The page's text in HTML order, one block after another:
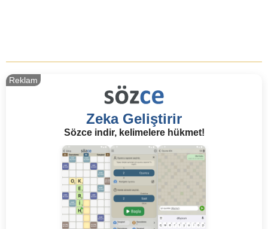
Zeka Geliştirir
Sözce indir, kelimelere hükmet!
Reklam